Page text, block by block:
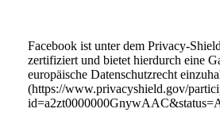
Facebook ist unter dem Privacy-
zertifiziert und bietet hierdurch eine
europäische Datenschutzrecht
(https://www.privacyshield.gov/